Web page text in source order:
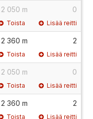
2 050 m 0
Toista Lisää reitti
2 360 m 2
Toista Lisää reitti
2 050 m 0
Toista Lisää reitti
2 360 m 2
Toista Lisää reitti